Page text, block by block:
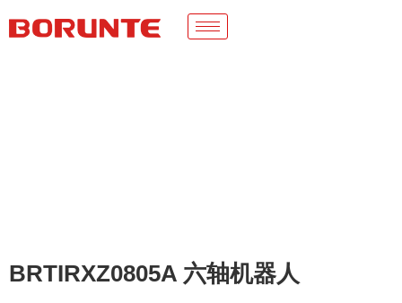
BRTIRXZ0805A 六轴机器人